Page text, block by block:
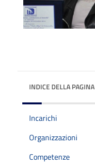
INDICE DELLA PAGINA
Incarichi
Organizzazioni
Competenze